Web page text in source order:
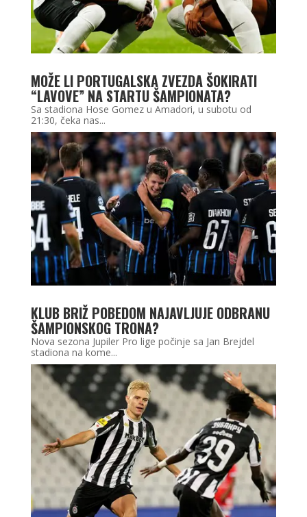
MOŽE LI PORTUGALSKA ZVEZDA ŠOKIRATI
“LAVOVE” NA STARTU ŠAMPIONATA?
Sa stadiona Hose Gomez u Amadori, u subotu od
21:30, čeka nas...
KLUB BRIŽ POBEDOM NAJAVLJUJE ODBRANU
ŠAMPIONSKOG TRONA?
Nova sezona Jupiler Pro lige počinje sa Jan Brejdel
stadiona na kome...